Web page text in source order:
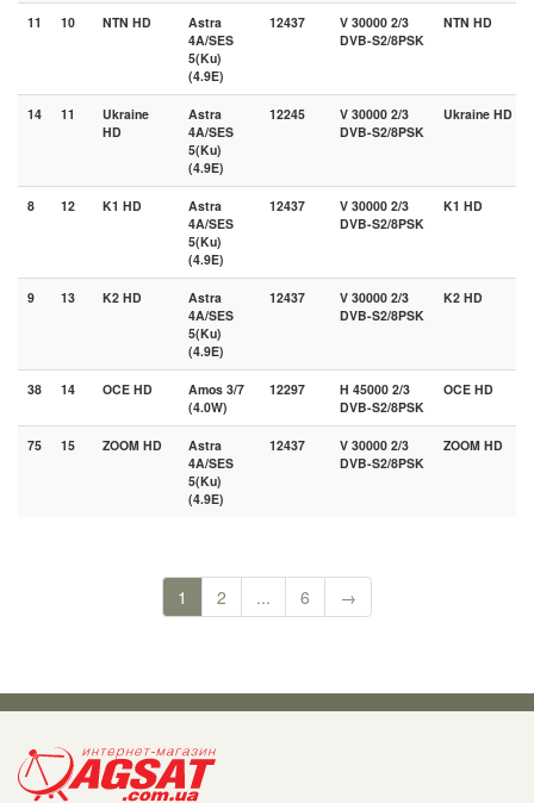
11 10 NTN HD
Astra
4A/SES
5(Ku)
(4.9E)
12437
V 30000 2/3
DVB-S2/8PSK
NTN HD
14 11
Ukraine
HD
Astra
4A/SES
5(Ku)
(4.9E)
12245
V 30000 2/3
DVB-S2/8PSK
Ukraine HD
8 12 K1 HD
Astra
4A/SES
5(Ku)
(4.9E)
12437
V 30000 2/3
DVB-S2/8PSK
K1 HD
9 13 K2 HD
Astra
4A/SES
5(Ku)
(4.9E)
12437
V 30000 2/3
DVB-S2/8PSK
K2 HD
38 14 OCE HD
Amos 3/7
(4.0W)
12297
H 45000 2/3
DVB-S2/8PSK
OCE HD
75 15 ZOOM HD
Astra
4A/SES
5(Ku)
(4.9E)
12437
V 30000 2/3
DVB-S2/8PSK
ZOOM HD
1 2 ... 6 →